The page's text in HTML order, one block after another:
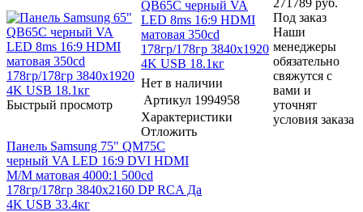
Быстрый просмотр
QB65C черный VA
LED 8ms 16:9 HDMI
матовая 350cd
178гр/178гр 3840x1920
4K USB 18.1кг
Нет в наличии
Артикул 1994958
Характеристики
Отложить
Под заказ
Наши
менеджеры
обязательно
свяжутся с
вами и
уточнят
условия заказа
Панель Samsung 75" QM75C
черный VA LED 16:9 DVI HDMI
M/M матовая 4000:1 500cd
178гр/178гр 3840x2160 DP RCA Да
4K USB 33.4кг